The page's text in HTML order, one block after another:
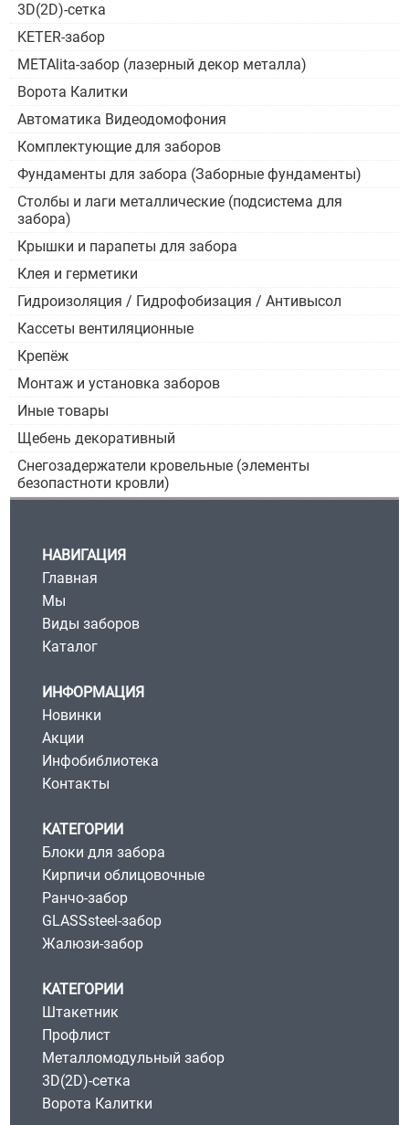
3D(2D)-сетка
KETER-забор
METAlita-забор (лазерный декор металла)
Ворота Калитки
Автоматика Видеодомофония
Комплектующие для заборов
Фундаменты для забора (Заборные фундаменты)
Столбы и лаги металлические (подсистема для
забора)
Крышки и парапеты для забора
Клея и герметики
Гидроизоляция / Гидрофобизация / Антивысол
Кассеты вентиляционные
Крепёж
Монтаж и установка заборов
Иные товары
Щебень декоративный
Снегозадержатели кровельные (элементы
безопастноти кровли)
НАВИГАЦИЯ
Главная
Мы
Виды заборов
Каталог
ИНФОРМАЦИЯ
Новинки
Акции
Инфобиблиотека
Контакты
КАТЕГОРИИ
Блоки для забора
Кирпичи облицовочные
Ранчо-забор
GLASSsteel-забор
Жалюзи-забор
КАТЕГОРИИ
Штакетник
Профлист
Металломодульный забор
3D(2D)-сетка
Ворота Калитки